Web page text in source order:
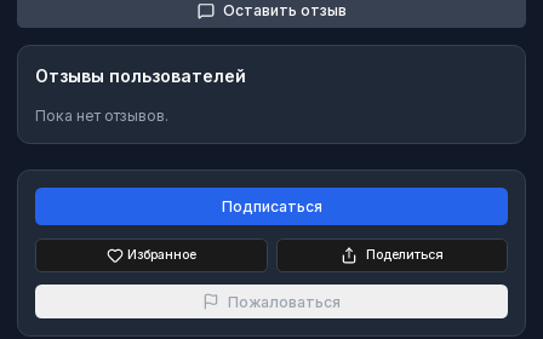
Оставить отзыв
Отзывы пользователей
Пока нет отзывов.
Подписаться
Избранное Поделиться
Пожаловаться